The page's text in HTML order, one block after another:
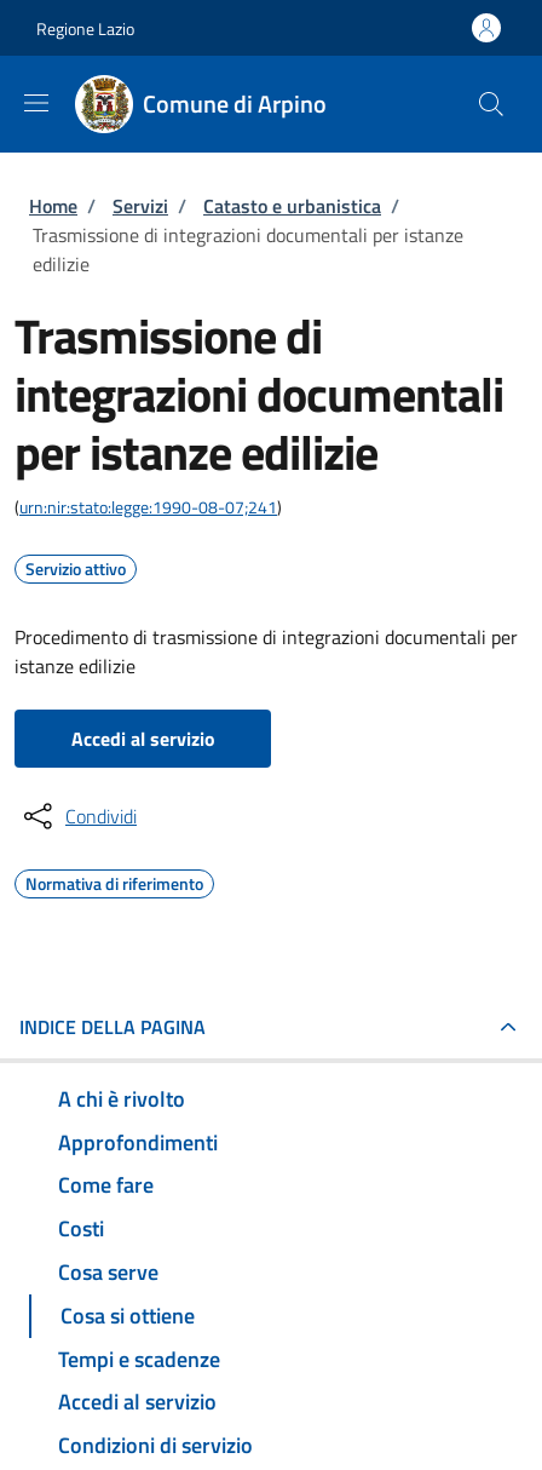
Regione Lazio
Comune di Arpino
Briciole di pane
Home / Servizi / Catasto e urbanistica /
Trasmissione di integrazioni documentali per istanze
edilizie
Trasmissione di
integrazioni documentali
per istanze edilizie
(urn:nir:stato:legge:1990-08-07;241)
Servizio attivo
Procedimento di trasmissione di integrazioni documentali per
istanze edilizie
Accedi al servizio
Condividi
Normativa di riferimento
INDICE DELLA PAGINA
A chi è rivolto
Approfondimenti
Come fare
Costi
Cosa serve
Cosa si ottiene
Tempi e scadenze
Accedi al servizio
Condizioni di servizio